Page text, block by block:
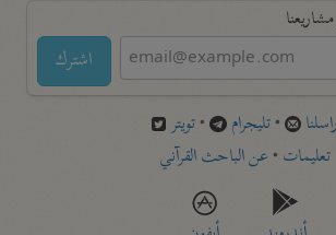
اشترك
راسلنا •تليجرام •تويتر
تعليمات •عن الباحث القرآني